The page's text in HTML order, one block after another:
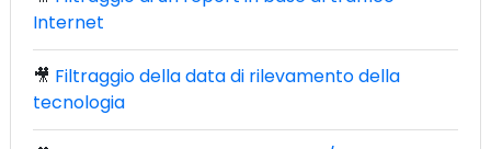
Internet
🎥 Filtraggio della data di rilevamento della
tecnologia